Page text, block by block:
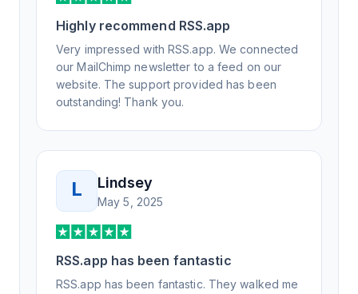
that my users understand and find value in.
Honestly, it has been an exceptional
experience, and I will be pushing everyone I
know to RSS.app for their RSS needs.
Highly recommend RSS.app
Very impressed with RSS.app. We connected
our MailChimp newsletter to a feed on our
website. The support provided has been
outstanding! Thank you.
L Lindsey
May 5, 2025
RSS.app has been fantastic
RSS.app has been fantastic. They walked me